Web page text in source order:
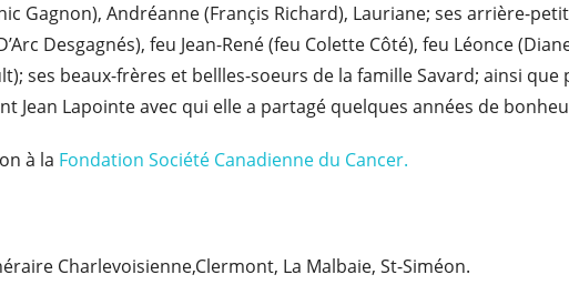
Gagnon), Andréanne (Françis Richard), Lauriane; ses arrière-
Desgagnés), feu Jean-René (feu Colette Côté), feu Léonce
ses beaux-frères et bellles-soeurs de la famille Savard; ainsi que
Lapointe avec qui elle a partagé quelques années de
à la Fondation Société Canadienne du Cancer.
Charlevoisienne,Clermont, La Malbaie, St-Siméon.